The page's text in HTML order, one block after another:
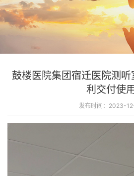
鼓楼医院集团宿迁医院测
利交付使用
发布时间：2023-